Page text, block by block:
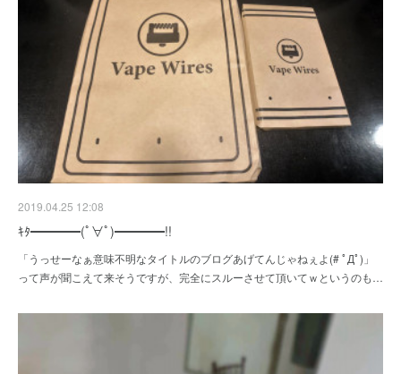
2019.04.25 12:08
ｷﾀ━━━━(ﾟ∀ﾟ)━━━━!!
「うっせーなぁ意味不明なタイトルのブログあげてんじゃねぇよ(# ﾟДﾟ)」
って声が聞こえて来そうですが、完全にスルーさせて頂いてｗというのも…